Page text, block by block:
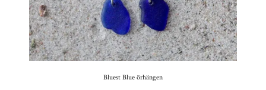
Bluest Blue örhängen